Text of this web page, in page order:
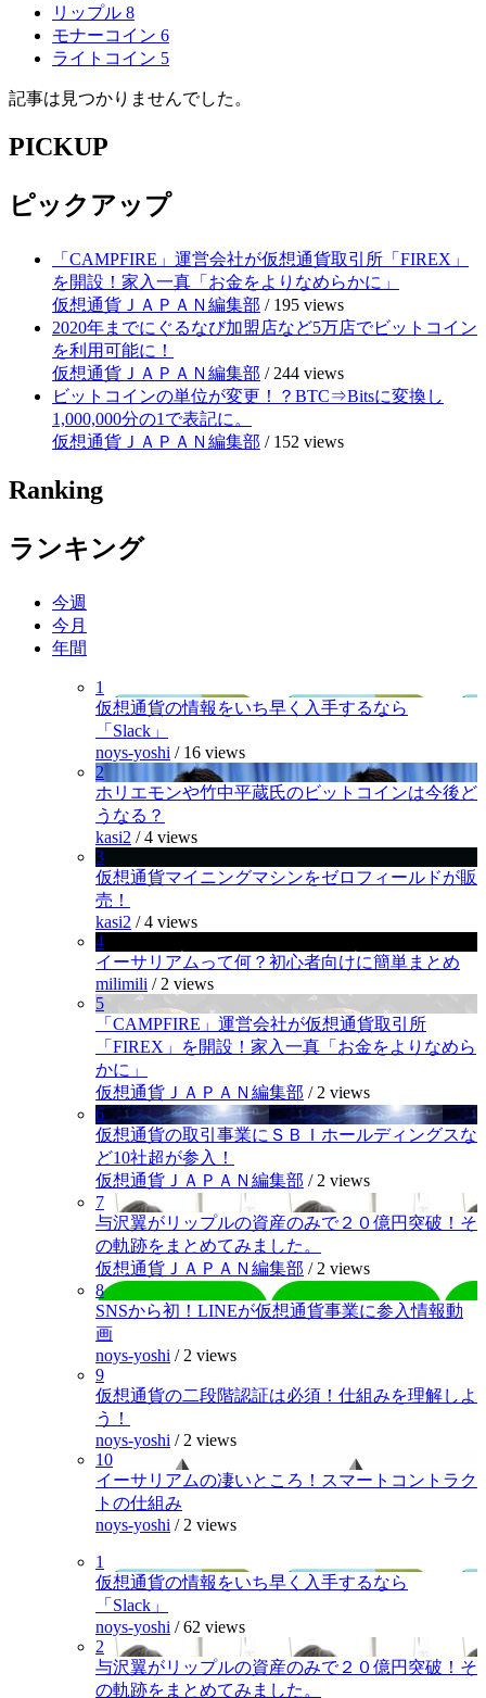
リップル 8
モナーコイン 6
ライトコイン 5
記事は見つかりませんでした。
PICKUP
ピックアップ
「CAMPFIRE」運営会社が仮想通貨取引所「FIREX」
を開設！家入一真「お金をよりなめらかに」
仮想通貨ＪＡＰＡＮ編集部 / 195 views
2020年までにぐるなび加盟店など5万店でビットコイン
を利用可能に！
仮想通貨ＪＡＰＡＮ編集部 / 244 views
ビットコインの単位が変更！？BTC⇒Bitsに変換し
1,000,000分の1で表記に。
仮想通貨ＪＡＰＡＮ編集部 / 152 views
Ranking
ランキング
今週
今月
年間
1
仮想通貨の情報をいち早く入手するなら
「Slack」
noys-yoshi / 16 views
2
ホリエモンや竹中平蔵氏のビットコインは今後ど
うなる？
kasi2 /4 views
3
仮想通貨マイニングマシンをゼロフィールドが販
売！
kasi2 /4 views
4
イーサリアムって何？初心者向けに簡単まとめ
milimili / 2 views
5
「CAMPFIRE」運営会社が仮想通貨取引所
「FIREX」を開設！家入一真「お金をよりなめら
かに」
仮想通貨ＪＡＰＡＮ編集部 / 2 views
6
仮想通貨の取引事業にＳＢＩホールディングスな
ど10社超が参入！
仮想通貨ＪＡＰＡＮ編集部 / 2 views
7
与沢翼がリップルの資産のみで２０億円突破！そ
の軌跡をまとめてみました。
仮想通貨ＪＡＰＡＮ編集部 / 2 views
8
SNSから初！LINEが仮想通貨事業に参入情報動
画
noys-yoshi / 2 views
9
仮想通貨の二段階認証は必須！仕組みを理解しよ
う！
noys-yoshi / 2 views
10
イーサリアムの凄いところ！スマートコントラク
トの仕組み
noys-yoshi / 2 views
1
仮想通貨の情報をいち早く入手するなら
「Slack」
noys-yoshi /62 views
2
与沢翼がリップルの資産のみで２０億円突破！そ
の軌跡をまとめてみました。